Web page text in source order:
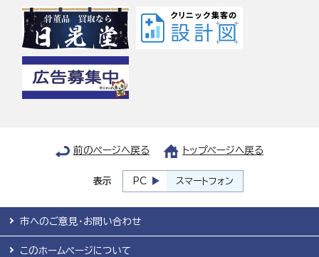
前のページへ戻る トップページへ戻る
表示 PC スマートフォン
市へのご意見・お問い合わせ
このホームページについて